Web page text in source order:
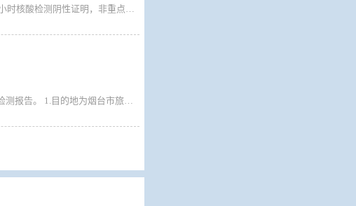
2022年2月6日起来自或途经重点地区(行程码带*号)来连旅客必须持有48小时核酸检测阴性证明，非重点关注地区和非重点管控地区的旅客不再需要核酸检测报告，填写承诺书放行，承诺抵连立即做一次核酸检测、进行14日自我健康监测，主动向居住地（或目的地）社区（村）报备。
2021年12月17日起：大连至烟台航线非管控地区旅客乘船无需提供核酸检测报告。 1.目的地为烟台市旅客下船需现场做核酸检测，检测后放行。 2.途经烟台市的旅客签写承诺书后放行。 烟台至大连航线非管控地区旅客乘船无需提供核酸检测报告，旅客下船签写承诺书后放行。